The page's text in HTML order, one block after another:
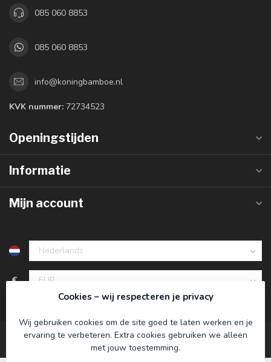
085 060 8853
085 060 8853
info@koningbamboe.nl
KVK nummer: 72734523
Openingstijden
Informatie
Mijn account
€
Cookies – wij respecteren je privacy
Wij gebruiken cookies om de site goed te laten werken en je
ervaring te verbeteren. Extra cookies gebruiken we alleen
met jouw toestemming.